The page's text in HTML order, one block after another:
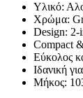
Υλικό:
Χρώμα:
Design: 2-
Compact
Εύκολος
Ιδανική
Μήκος: